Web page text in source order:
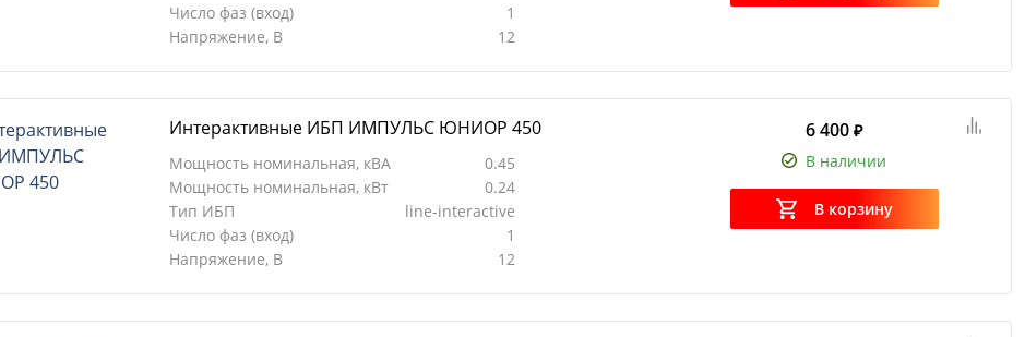
Число фаз (вход)
1
Напряжение, В
12
Интерактивные ИБП ИМПУЛЬС ЮНИОР 450
Мощность номинальная, кВА
0.45
Мощность номинальная, кВт
0.24
Тип ИБП
line-interactive
Число фаз (вход)
1
Напряжение, В
12
6 400₽
В наличии
В корзину